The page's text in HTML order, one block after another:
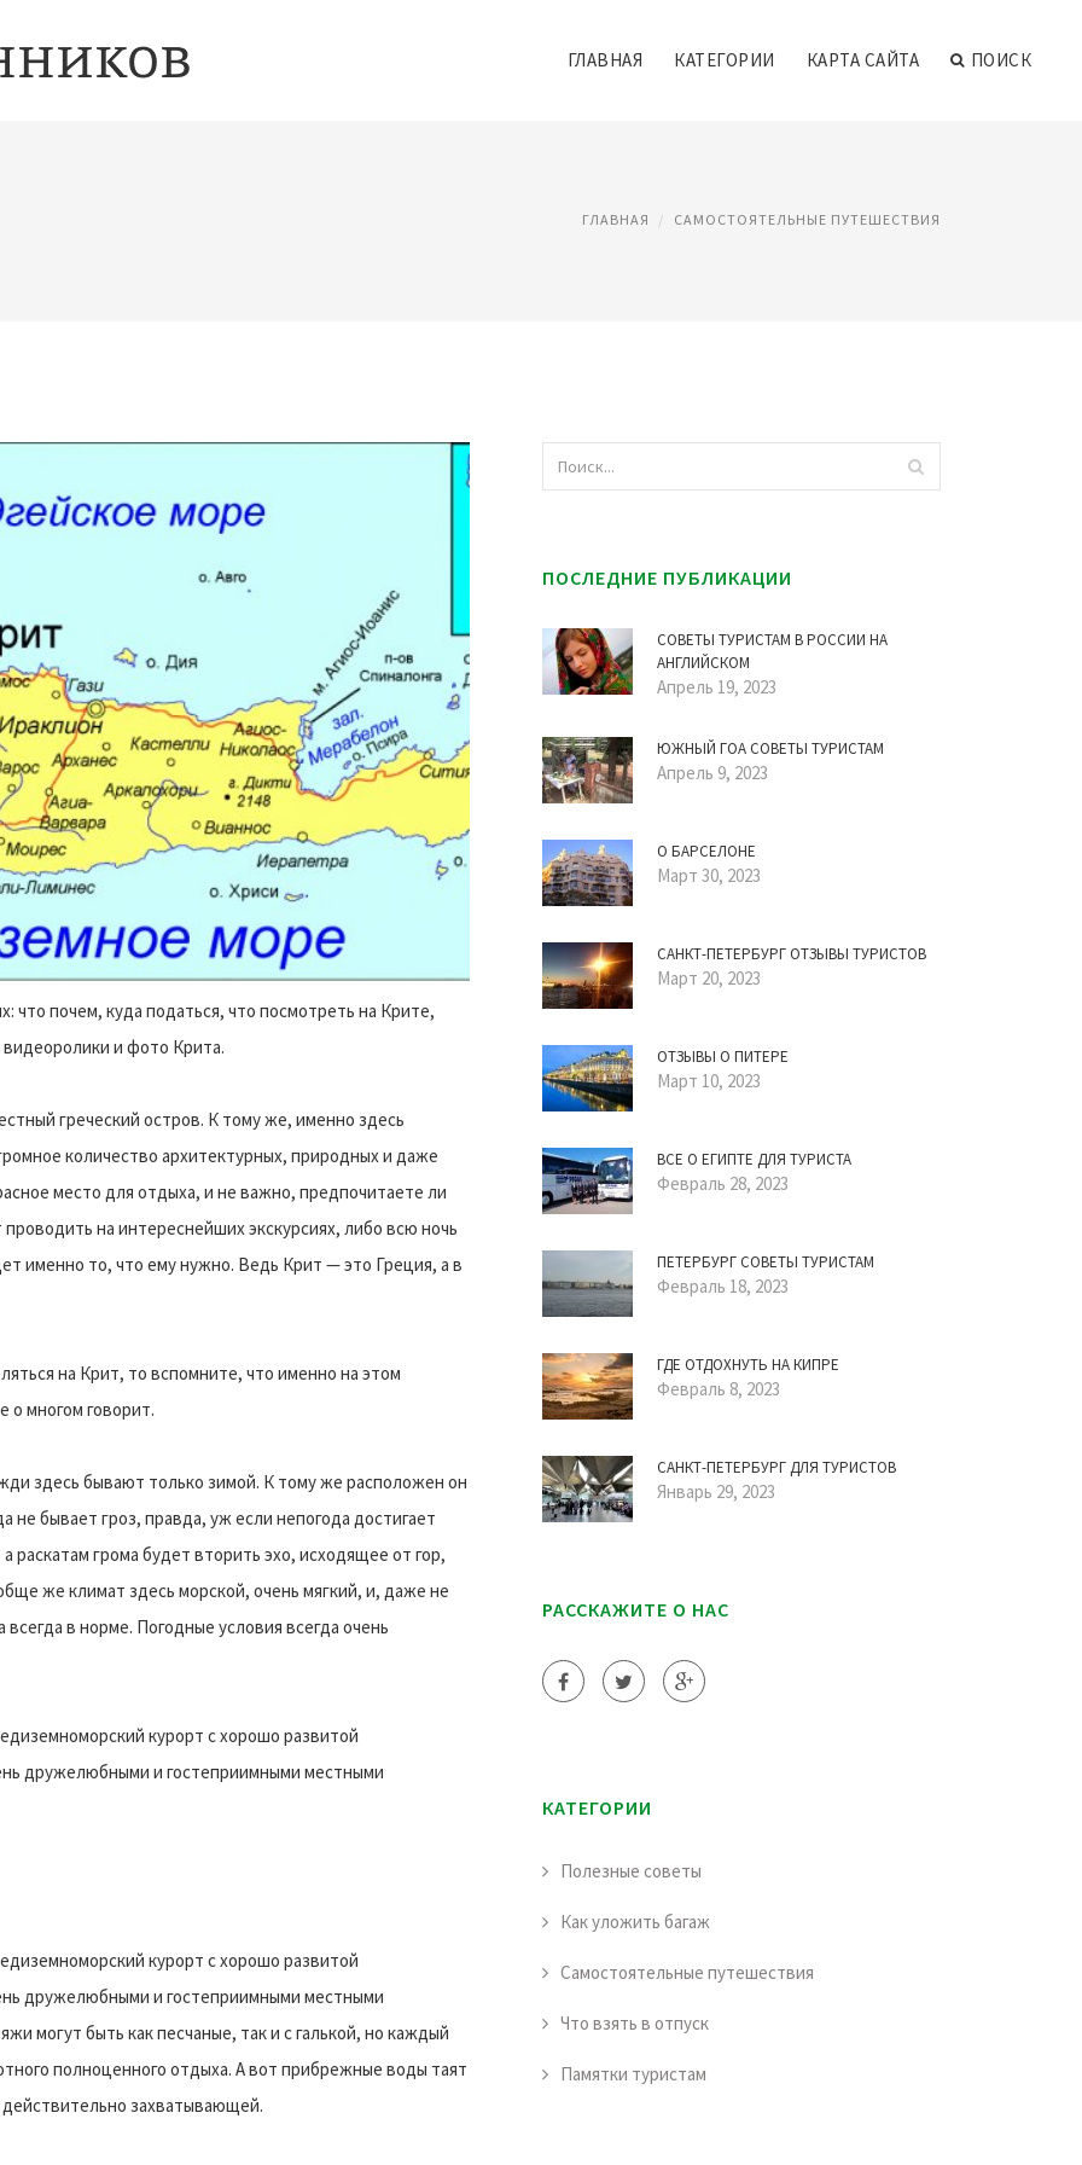
ГЛАВНАЯ КАТЕГОРИИ КАРТА САЙТА ПОИСК
ГЛАВНАЯ САМОСТОЯТЕЛЬНЫЕ ПУТЕШЕСТВИЯ
почем, куда податься, что посмотреть на Крите,
видеоролики и фото Крита.
греческий остров. К тому же, именно здесь
количество архитектурных, природных и даже
место для отдыха, и не важно, предпочитаете ли
на интереснейших экскурсиях, либо всю ночь
именно то, что ему нужно. Ведь Крит — это Греция, а в
на Крит, то вспомните, что именно на этом
о многом говорит.
здесь бывают только зимой. К тому же расположен он
не бывает гроз, правда, уж если непогода достигает
раскатам грома будет вторить эхо, исходящее от гор,
же климат здесь морской, очень мягкий, и, даже не
в норме. Погодные условия всегда очень
курорт с хорошо развитой
дружелюбными и гостеприимными местными
курорт с хорошо развитой
дружелюбными и гостеприимными местными
могут быть как песчаные, так и с галькой, но каждый
полноценного отдыха. А вот прибрежные воды таят
действительно захватывающей.
ПОСЛЕДНИЕ ПУБЛИКАЦИИ
СОВЕТЫ ТУРИСТАМ В РОССИИ НА
АНГЛИЙСКОМ
Апрель 19, 2023
ЮЖНЫЙ ГОА СОВЕТЫ ТУРИСТАМ
Апрель 9, 2023
О БАРСЕЛОНЕ
Март 30, 2023
САНКТ-ПЕТЕРБУРГ ОТЗЫВЫ ТУРИСТОВ
Март 20, 2023
ОТЗЫВЫ О ПИТЕРЕ
Март 10, 2023
ВСЕ О ЕГИПТЕ ДЛЯ ТУРИСТА
Февраль 28, 2023
ПЕТЕРБУРГ СОВЕТЫ ТУРИСТАМ
Февраль 18, 2023
ГДЕ ОТДОХНУТЬ НА КИПРЕ
Февраль 8, 2023
САНКТ-ПЕТЕРБУРГ ДЛЯ ТУРИСТОВ
Январь 29, 2023
РАССКАЖИТЕ О НАС
КАТЕГОРИИ
Полезные советы
Как уложить багаж
Самостоятельные путешествия
Что взять в отпуск
Памятки туристам